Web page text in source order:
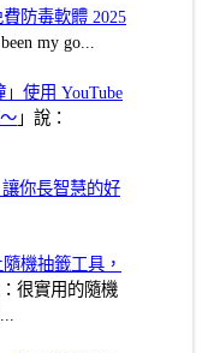
防毒軟體 2025
my go...
」使用 YouTube
」說：
讓你長智慧的好
機抽籤工具，
：很實用的隨機